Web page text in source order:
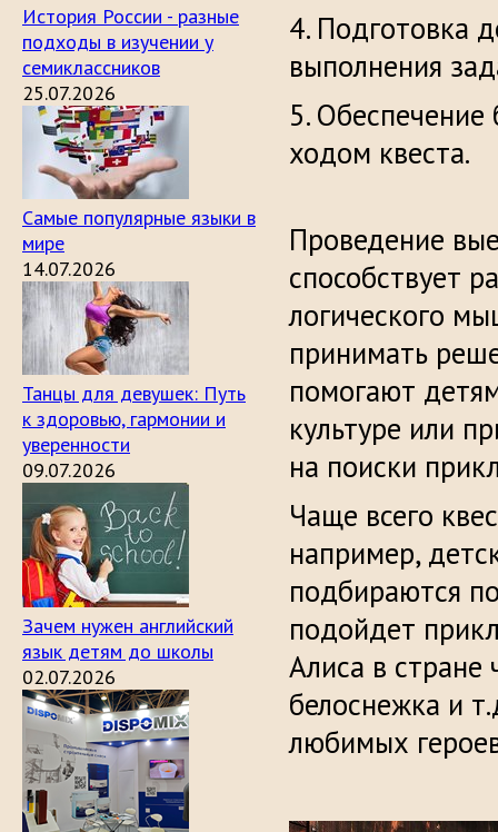
История России - разные
подходы в изучении у
семиклассников
25.07.2026
Самые популярные языки в
мире
14.07.2026
Танцы для девушек: Путь
к здоровью, гармонии и
уверенности
09.07.2026
Зачем нужен английский
язык детям до школы
02.07.2026
4. Подготовка
5. Обеспечение
ходом квеста.
Проведение
способствует
логического
принимать
помогают
культуре или
на поиски
Чаще всего
например,
подбираются
подойдет
Алиса в
белоснежка и
любимых